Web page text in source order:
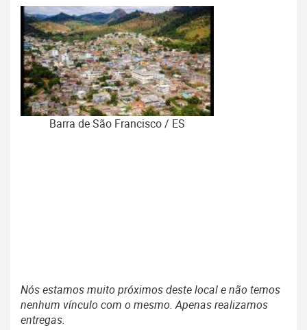
Barra de São Francisco / ES
Nós estamos muito próximos deste local e não temos
nenhum vínculo com o mesmo. Apenas realizamos
entregas.